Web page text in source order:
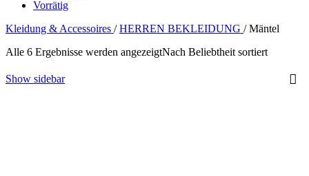
Vorrätig
Kleidung & Accessoires / HERREN BEKLEIDUNG / Mäntel
Alle 6 Ergebnisse werden angezeigtNach Beliebtheit sortiert
Show sidebar